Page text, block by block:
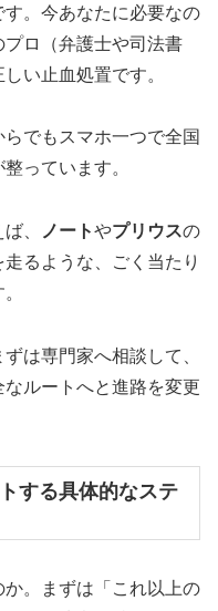
。今あなたに必要なの
ロ（弁護士や司法書
い止血処置です。
でもスマホ一つで全国
っています。
、 ノートやプリウスの
るような、ごく当たり
は専門家へ相談して、
ルートへと進路を変更
する具体的なステ
。まずは「これ以上の